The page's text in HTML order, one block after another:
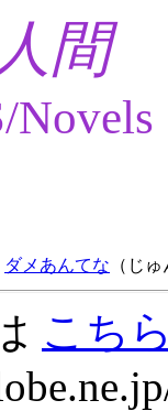
間
Novels
ダメあんてな （じ
こち